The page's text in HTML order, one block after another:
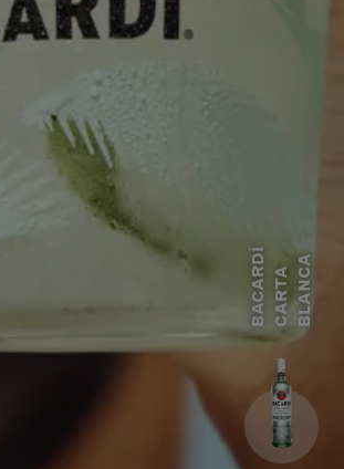
B
A
C
ARD
Í
C
A
R
TA
B
L
A
NCA